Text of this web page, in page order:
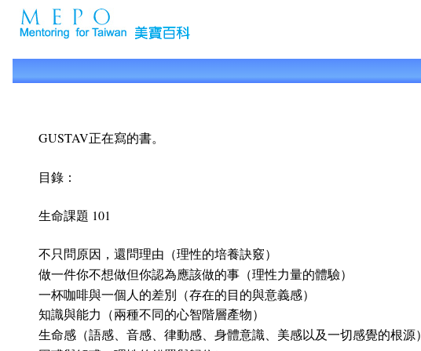
GUSTAV正在寫的書。
目錄：
生命課題 101
不只問原因，還問理由（理性的培養訣竅）
做一件你不想做但你認為應該做的事（理性力量的體驗）
一杯咖啡與一個人的差別（存在的目的與意義感）
知識與能力（兩種不同的心智階層產物）
生命感（語感、音感、律動感、身體意識、美感以及一切感覺的根源）